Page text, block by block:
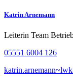
Katrin Arnemann
Leiterin Team
05551 6004 126